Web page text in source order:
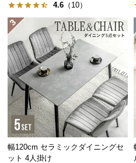
送
に
い
て
小
型
商
品
配
人数に合わせて自然な距
くっついたり離れたり、人
地いい距離感を保てるフレ
す。
4.6 （10）
幅120cm セラミックダイニングセ
ット 4人掛け